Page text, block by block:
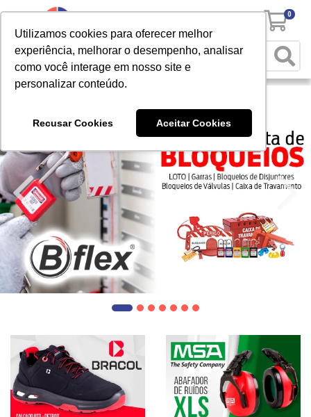
Utilizamos cookies para oferecer melhor
experiência, melhorar o desempenho, analisar
como você interage em nosso site e
personalizar conteúdo.
Recusar Cookies Aceitar Cookies
0